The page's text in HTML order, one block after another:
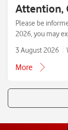
Attention,
Please be
2026, you may
3 August 2026
More